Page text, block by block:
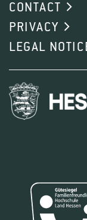
CONTACT
PRIVACY
LEGAL